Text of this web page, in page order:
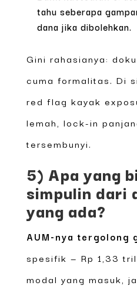
tahu seberapa
dana jika dibolehkan.
Gini rahasianya:
cuma formalitas. Di
red flag kayak
lemah, lock-in
tersembunyi.
5) Apa yang
simpulin dari
yang ada?
AUM-nya tergolong
spesifik — Rp 1,33
modal yang masuk,